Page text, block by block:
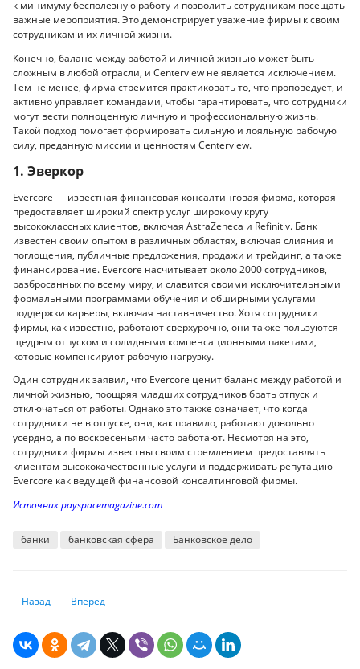
к минимуму бесполезную работу и позволить сотрудникам посещать
важные мероприятия. Это демонстрирует уважение фирмы к своим
сотрудникам и их личной жизни.
Конечно, баланс между работой и личной жизнью может быть
сложным в любой отрасли, и Centerview не является исключением.
Тем не менее, фирма стремится практиковать то, что проповедует, и
активно управляет командами, чтобы гарантировать, что сотрудники
могут вести полноценную личную и профессиональную жизнь.
Такой подход помогает формировать сильную и лояльную рабочую
силу, преданную миссии и ценностям Centerview.
1. Эверкор
Evercore — известная финансовая консалтинговая фирма, которая
предоставляет широкий спектр услуг широкому кругу
высококлассных клиентов, включая AstraZeneca и Refinitiv. Банк
известен своим опытом в различных областях, включая слияния и
поглощения, публичные предложения, продажи и трейдинг, а также
финансирование. Evercore насчитывает около 2000 сотрудников,
разбросанных по всему миру, и славится своими исключительными
формальными программами обучения и обширными услугами
поддержки карьеры, включая наставничество. Хотя сотрудники
фирмы, как известно, работают сверхурочно, они также пользуются
щедрым отпуском и солидными компенсационными пакетами,
которые компенсируют рабочую нагрузку.
Один сотрудник заявил, что Evercore ценит баланс между работой и
личной жизнью, поощряя младших сотрудников брать отпуск и
отключаться от работы. Однако это также означает, что когда
сотрудники не в отпуске, они, как правило, работают довольно
усердно, а по воскресеньям часто работают. Несмотря на это,
сотрудники фирмы известны своим стремлением предоставлять
клиентам высококачественные услуги и поддерживать репутацию
Evercore как ведущей финансовой консалтинговой фирмы.
Источник payspacemagazine.com
банки банковская сфера Банковское дело
Предыдущий: В Казахстане цены на бензин и дальше будут расти
Назад Следующий: Казахстан креативно реагирует на
Вперед